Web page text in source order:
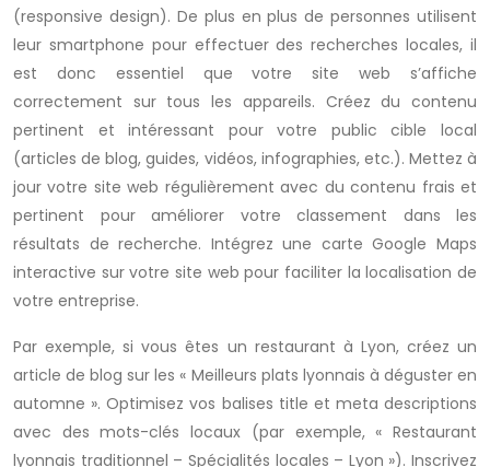
(responsive design). De plus en plus de personnes utilisent
leur smartphone pour effectuer des recherches locales, il
est donc essentiel que votre site web s’affiche
correctement sur tous les appareils. Créez du contenu
pertinent et intéressant pour votre public cible local
(articles de blog, guides, vidéos, infographies, etc.). Mettez à
jour votre site web régulièrement avec du contenu frais et
pertinent pour améliorer votre classement dans les
résultats de recherche. Intégrez une carte Google Maps
interactive sur votre site web pour faciliter la localisation de
votre entreprise.
Par exemple, si vous êtes un restaurant à Lyon, créez un
article de blog sur les « Meilleurs plats lyonnais à déguster en
automne ». Optimisez vos balises title et meta descriptions
avec des mots-clés locaux (par exemple, « Restaurant
lyonnais traditionnel – Spécialités locales – Lyon »). Inscrivez